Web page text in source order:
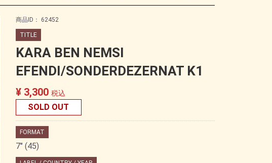
商品ID： 62452
TITLE
KARA BEN NEMSI
EFENDI/SONDERDEZERNAT K1
¥ 3,300 税込
SOLD OUT
FORMAT
7" (45)